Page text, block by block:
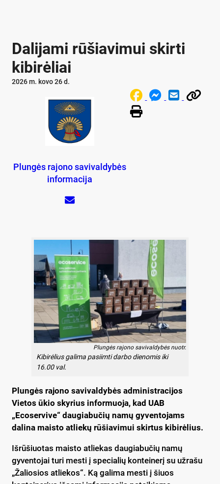
Dalijami rūšiavimui skirti
kibirėliai
2026 m. kovo 26 d.
Plungės rajono savivaldybės
informacija
Plungės rajono savivaldybės nuotr.
Kibirėlius galima pasiimti darbo dienomis iki
16.00 val.
Plungės rajono savivaldybės administracijos
Vietos ūkio skyrius informuoja, kad UAB
„Ecoservive“ daugiabučių namų gyventojams
dalina maisto atliekų rūšiavimui skirtus kibirėlius.
Išrūšiuotas maisto atliekas daugiabučių namų
gyventojai turi mesti į specialių konteinerį su užrašu
„Žaliosios atliekos“. Ką galima mesti į šiuos